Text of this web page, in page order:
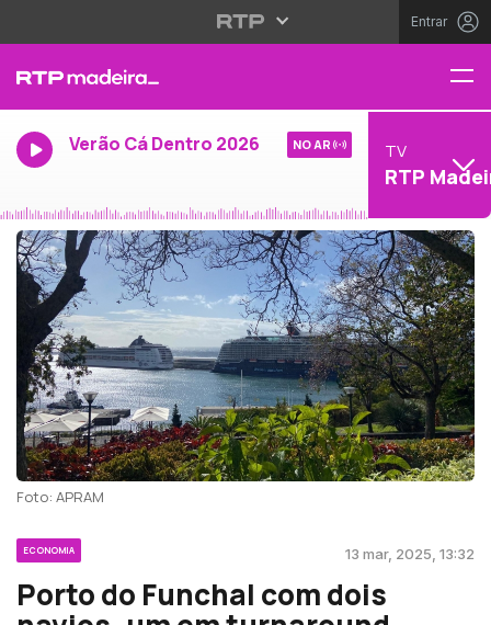
Entrar
Verão Cá Dentro 2026 NO AR TV
RTP
Foto: APRAM
ECONOMIA 13 mar, 2025, 13:32
Porto do Funchal com dois